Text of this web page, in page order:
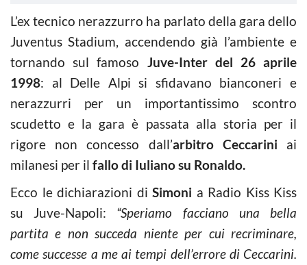
L’ex tecnico nerazzurro ha parlato della gara dello
Juventus Stadium, accendendo già l’ambiente e
tornando sul famoso Juve-Inter del 26 aprile
1998: al Delle Alpi si sfidavano bianconeri e
nerazzurri per un importantissimo scontro
scudetto e la gara è passata alla storia per il
rigore non concesso dall’arbitro Ceccarini ai
milanesi per il fallo di Iuliano su Ronaldo.
Ecco le dichiarazioni di Simoni a Radio Kiss Kiss
su Juve-Napoli: “Speriamo facciano una bella
partita e non succeda niente per cui recriminare,
come successe a me ai tempi dell’errore di Ceccarini.